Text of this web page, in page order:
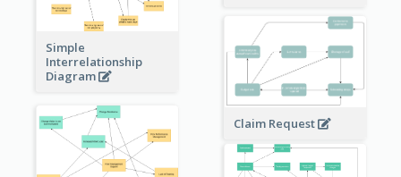
Simple
Interrelationship
Diagram
Claim Request